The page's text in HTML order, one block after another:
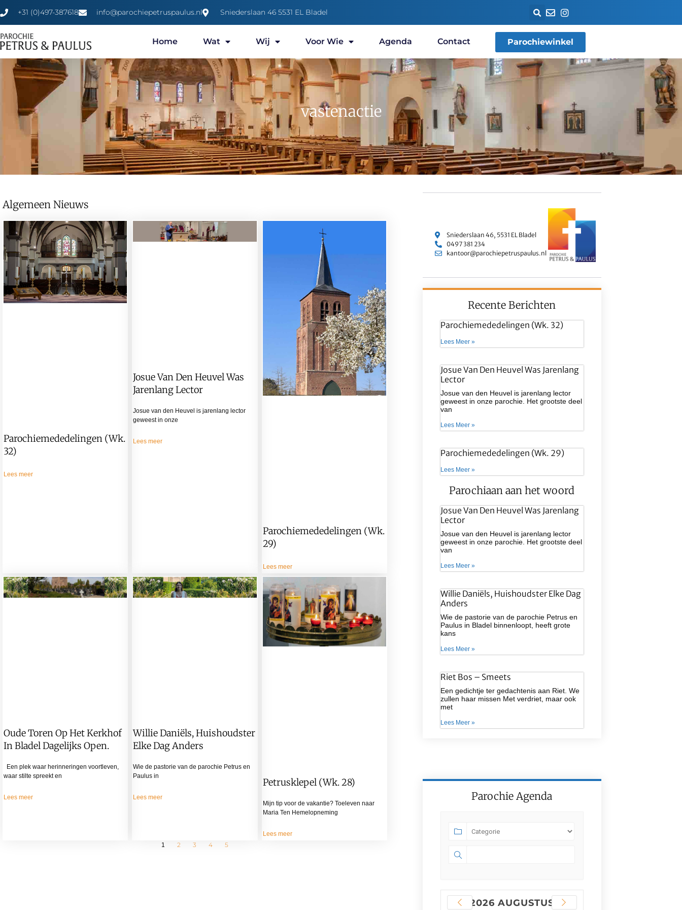
+31 (0)497-387618 info@parochiepetruspaulus.nl Sniederslaan 46 5531 EL Bladel
Home Wat Wij Voor Wie Agenda Contact Parochiewinkel
vastenactie
Algemeen Nieuws
Parochiemededelingen (wk.
32)
Lees meer
Josue Van Den Heuvel Was
Jarenlang Lector
Josue van den Heuvel is jarenlang lector
geweest in onze
Lees meer
Parochiemededelingen (wk.
29)
Lees meer
Oude Toren Op Het Kerkhof
In Bladel Dagelijks Open.
Een plek waar herinneringen voortleven,
waar stilte spreekt en
Lees meer
Willie Daniëls, Huishoudster
Elke Dag Anders
Wie de pastorie van de parochie Petrus en
Paulus in
Lees meer
Petrusklepel (wk. 28)
Mijn tip voor de vakantie? Toeleven naar
Maria Ten Hemelopneming
Lees meer
1
2 3 4 5
Sniederslaan 46, 5531 EL Bladel
0497 381 234
kantoor@parochiepetruspaulus.nl
Recente Berichten
Parochiemededelingen (wk. 32)
Lees Meer »
Josue Van Den Heuvel Was Jarenlang
Lector
Josue van den Heuvel is jarenlang lector
geweest in onze parochie. Het grootste deel
van
Lees Meer »
Parochiemededelingen (wk. 29)
Lees Meer »
Parochiaan aan het woord
Josue Van Den Heuvel Was Jarenlang
Lector
Josue van den Heuvel is jarenlang lector
geweest in onze parochie. Het grootste deel
van
Lees Meer »
Willie Daniëls, Huishoudster Elke Dag
Anders
Wie de pastorie van de parochie Petrus en
Paulus in Bladel binnenloopt, heeft grote
kans
Lees Meer »
Riet Bos – Smeets
Een gedichtje ter gedachtenis aan Riet. We
zullen haar missen Met verdriet, maar ook
met
Lees Meer »
Parochie Agenda
2026 AUGUSTUS